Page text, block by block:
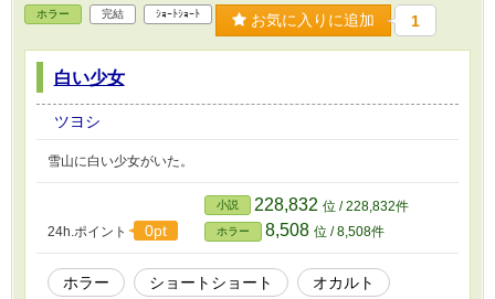
ホラー 完結 ｼｮｰﾄｼｮｰﾄ お気に入りに追加 1
白い少女
ツヨシ
雪山に白い少女がいた。
24h.ポイント 0pt
小説 228,832 位 / 228,832件
ホラー 8,508 位 / 8,508件
ホラー ショートショート
オカルト